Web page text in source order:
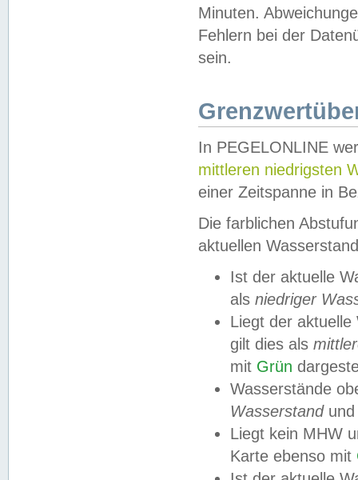
Minuten.
Fehlern bei der
sein.
In PEGELONLINE
mittleren niedrigsten
einer Zeitspanne in
Die farblichen
aktuellen
Ist der aktuelle
als niedriger
Liegt der
gilt dies als
mit Grün
Wasserstände
Wasserstandund
Liegt kein MHW
Karte ebenso mit